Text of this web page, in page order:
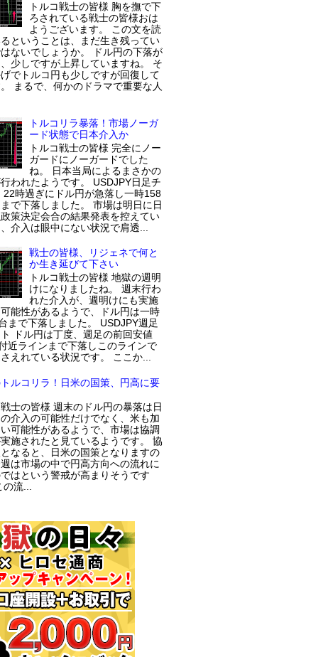
トルコ戦士の皆様 胸を撫で下
ろされている戦士の皆様おは
ようございます。 この文を読
ということは、まだ生き残ってい
ないでしょうか。 ドル円の下落が
少しですが上昇していますね。 そ
でトルコ円も少しですが回復して
まるで、何かのドラマで重要な人
トルコリラ暴落！市場ノーガ
ード状態で日本介入か
トルコ戦士の皆様 完全にノー
ガードにノーガードでした
ね。 日本当局によるまさかの
われたようです。 USDJPY日足チ
22時過ぎにドル円が急落し一時158
で下落しました。 市場は明日に日
策決定会合の結果発表を控えてい
介入は眼中にない状況で肩透...
戦士の皆様、リジェネで何と
か生き延びて下さい
トルコ戦士の皆様 地獄の週明
けになりましたね。 週末行わ
れた介入が、週明けにも実施
能性があるようで、ドル円は一時
まで下落しました。 USDJPY週足
ドル円は丁度、週足の前回安値
近ラインまで下落しこのラインで
えれている状況です。 ここか...
ルコリラ！日米の国策、円高に要
士の皆様 週末のドル円の暴落は日
介入の可能性だけでなく、米も加
可能性があるようで、市場は協調
施されたと見ているようです。 協
なると、日米の国策となりますの
は市場の中で円高方向への流れに
はという警戒が高まりそうです
の流...